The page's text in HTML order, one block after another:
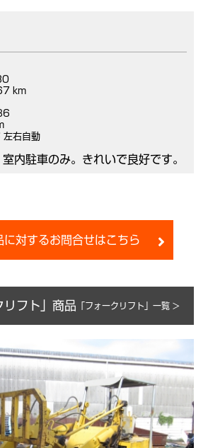
km
自動
内駐車のみ。きれいで良好です。
に対するお問合せはこちら
リフト」商品 「フォークリフト」一覧 >